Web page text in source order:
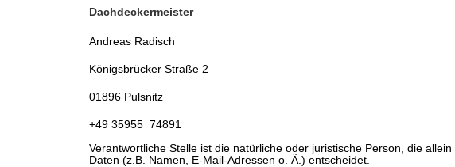
Dachdeckermeister
Andreas Radisch
Königsbrücker Straße 2
01896 Pulsnitz
+49 35955 74891
Verantwortliche Stelle ist die natürliche oder juristische Person, die
Daten (z.B. Namen, E-Mail-Adressen o. Ä.) entscheidet.